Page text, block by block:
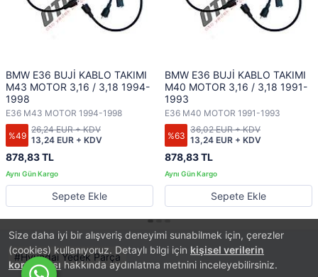
Size daha iyi bir alışveriş deneyimi sunabilmek için, çerezler
(cookies) kullanıyoruz. Detaylı bilgi için kişisel verilerin
korunması hakkında aydınlatma metnini inceleyebilirsiniz.
BMW E36 BUJİ KABLO TAKIMI
M43 MOTOR 3,16 / 3,18 1994-
1998
E36 M43 MOTOR 1994-1998
%49
878,83 TL
13,24 EUR + KDV
26,24 EUR + KDV
Sepete Ekle
BMW E36 BUJİ KABLO TAKIMI
M40 MOTOR 3,16 / 3,18 1991-
1993
E36 M40 MOTOR 1991-1993
%63
878,83 TL
13,24 EUR + KDV
36,02 EUR + KDV
Sepete Ekle
Hyundai Yedek Parça